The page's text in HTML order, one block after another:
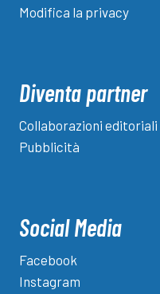
Modifica la privacy
Diventa partner
Collaborazioni editoriali
Pubblicità
Social Media
Facebook
Instagram